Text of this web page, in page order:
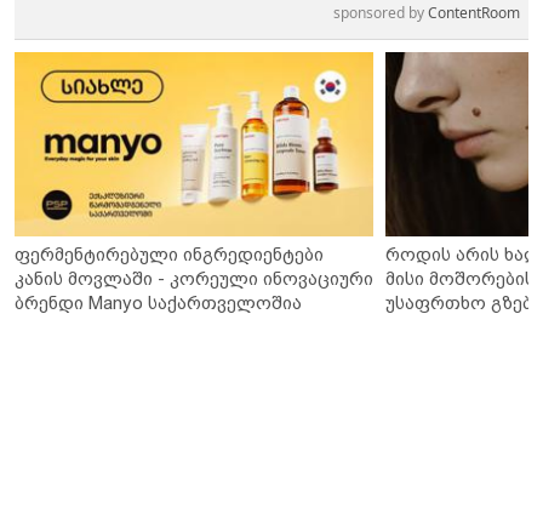
sponsored byContentRoom
ფერმენტირებული ინგრედიენტები
კანის მოვლაში - კორეული ინოვაციური
ბრენდი Manyo საქართველოშია
როდის არის
მისი მოშორების
უსაფრთხო გზები